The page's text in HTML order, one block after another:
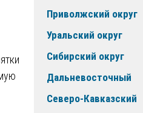
Приволжский округ
Уральский округ
Сибирский округ
Дальневосточный
Северо-Кавказский